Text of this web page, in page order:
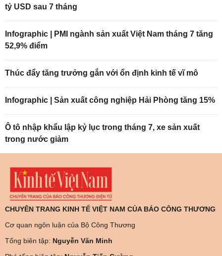
tỷ USD sau 7 tháng
Infographic | PMI ngành sản xuất Việt Nam tháng 7 tăng
52,9% điểm
Thúc đẩy tăng trưởng gắn với ổn định kinh tế vĩ mô
Infographic | Sản xuất công nghiệp Hải Phòng tăng 15%
Ô tô nhập khẩu lập kỷ lục trong tháng 7, xe sản xuất
trong nước giảm
CHUYÊN TRANG KINH TẾ VIỆT NAM CỦA BÁO CÔNG THƯƠNG
Cơ quan ngôn luận của Bộ Công Thương
Tổng biên tập: Nguyễn Văn Minh